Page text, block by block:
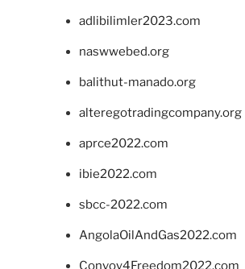
adlibilimler2023.com
naswwebed.org
balithut-manado.org
alteregotradingcompany.org
aprce2022.com
ibie2022.com
sbcc-2022.com
AngolaOilAndGas2022.com
Convoy4Freedom2022.com